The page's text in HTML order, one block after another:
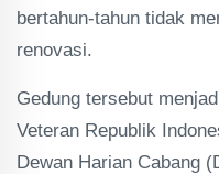
bertahun-tahun tidak
renovasi.
Gedung tersebut
Veteran Republik
Dewan Harian Cabang